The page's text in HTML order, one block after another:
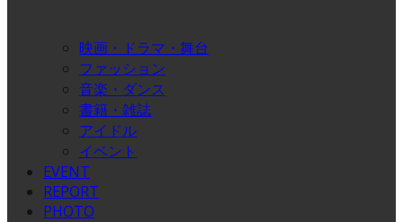
映画・ドラマ・舞台
ファッション
音楽・ダンス
書籍・雑誌
アイドル
イベント
EVENT
REPORT
PHOTO